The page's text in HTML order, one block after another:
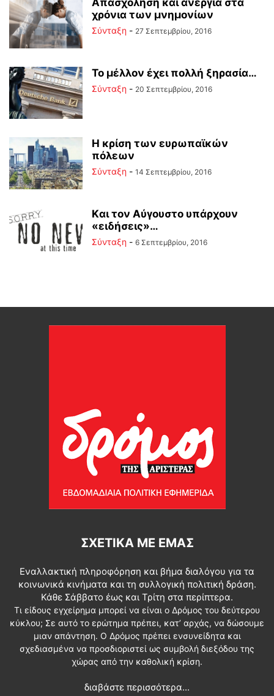
Απασχόληση και ανεργία στα
χρόνια των μνημονίων
Σύνταξη - 27 Σεπτεμβρίου, 2016
To μέλλον έχει πολλή ξηρασία…
Σύνταξη - 20 Σεπτεμβρίου, 2016
H κρίση των ευρωπαϊκών
πόλεων
Σύνταξη - 14 Σεπτεμβρίου, 2016
Kαι τον Αύγουστο υπάρχουν
«ειδήσεις»…
Σύνταξη - 6 Σεπτεμβρίου, 2016
ΣΧΕΤΙΚΆ ΜΕ ΕΜΆΣ
Εναλλακτική πληροφόρηση και βήμα διαλόγου για τα
κοινωνικά κινήματα και τη συλλογική πολιτική δράση.
Κάθε Σάββατο έως και Τρίτη στα περίπτερα.
Τι είδους εγχείρημα μπορεί να είναι ο Δρόμος του δεύτερου
κύκλου; Σε αυτό το ερώτημα πρέπει, κατ’ αρχάς, να δώσουμε
μιαν απάντηση. Ο Δρόμος πρέπει ενσυνείδητα και
σχεδιασμένα να προσδιοριστεί ως συμβολή διεξόδου της
χώρας από την καθολική κρίση.
διαβάστε περισσότερα...